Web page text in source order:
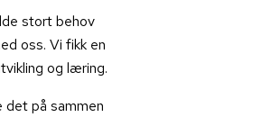
stort behov
oss. Vi fikk en
og læring.
det på sammen